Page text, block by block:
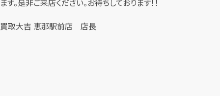
ます。是非ご来店ください。お待ちしております！！
買取大吉 恵那駅前店 店長